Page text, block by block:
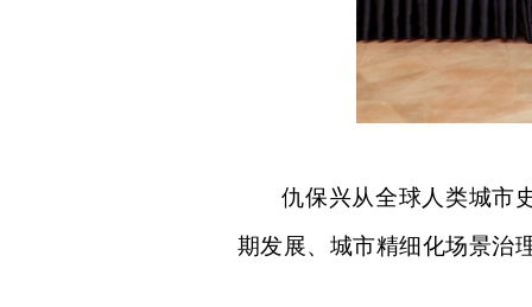
仇保兴从全球人类城市
期发展、城市精细化场景治